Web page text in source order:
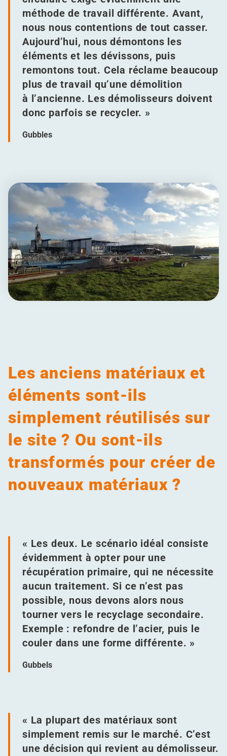
méthode de travail différente. Avant,
nous nous contentions de tout casser.
Aujourd’hui, nous démontons les
éléments et les dévissons, puis
remontons tout. Cela réclame beaucoup
plus de travail qu’une démolition
à l’ancienne. Les démolisseurs doivent
donc parfois se recycler. »
Gubbles
Les anciens matériaux et
éléments sont-ils
simplement réutilisés sur
le site ? Ou sont-ils
transformés pour créer de
nouveaux matériaux ?
« Les deux. Le scénario idéal consiste
évidemment à opter pour une
récupération primaire, qui ne nécessite
aucun traitement. Si ce n’est pas
possible, nous devons alors nous
tourner vers le recyclage secondaire.
Exemple : refondre de l’acier, puis le
couler dans une forme différente. »
Gubbels
« La plupart des matériaux sont
simplement remis sur le marché. C’est
une décision qui revient au démolisseur.